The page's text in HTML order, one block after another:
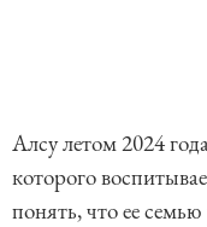
Алсу летом 2024
которого
понять, что ее